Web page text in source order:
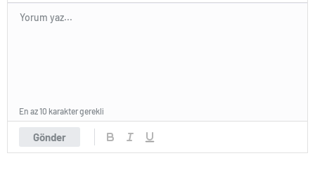
Gönder
En az 10 karakter gerekli